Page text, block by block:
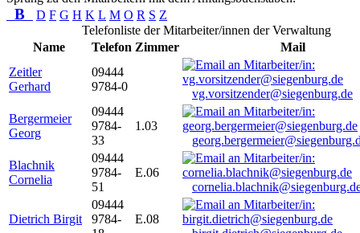
B D F G H K L M O R S Z
Telefonliste der Mitarbeiter/innen der Verwaltung
Name
Telefon Zimmer
Mail
Zeitler
Gerhard
09444
9784-0
vg.vorsitzender@siegenburg.de
Bergermeier
Georg
09444
9784-
33
1.03
Blachnik
Cornelia
09444
9784-
51
E.06
Dietrich Birgit
09444
9784-
E.08